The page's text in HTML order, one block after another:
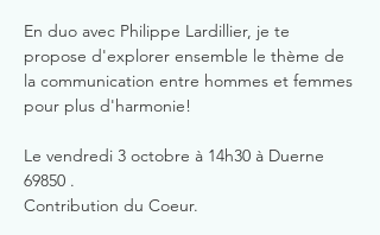
En duo avec Philippe Lardillier, je te
propose d'explorer ensemble le thème de
la communication entre hommes et femmes
pour plus d'harmonie!
Le vendredi 3 octobre à 14h30 à Duerne
69850 .
Contribution du Coeur.